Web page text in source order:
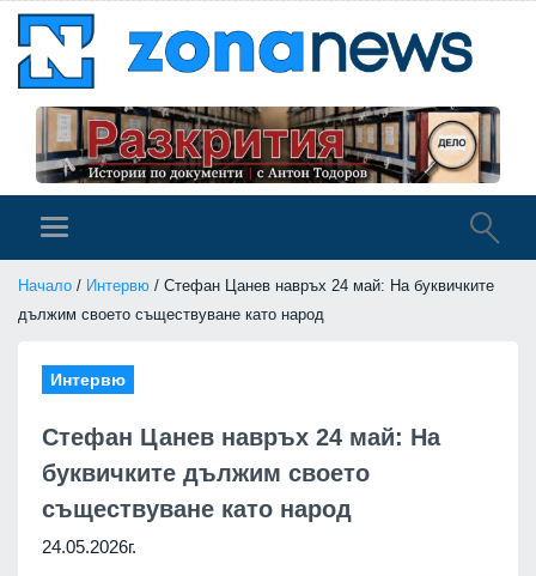
Начало / Интервю / Стефан Цанев навръх 24 май: На буквичките
дължим своето съществуване като народ
Интервю
Стефан Цанев навръх 24 май: На
буквичките дължим своето
съществуване като народ
24.05.2026г.